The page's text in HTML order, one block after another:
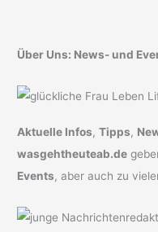
Über Uns: News- und
Aktuelle Infos,Tipps,
wasgehtheuteab.de
Events, aber auch zu